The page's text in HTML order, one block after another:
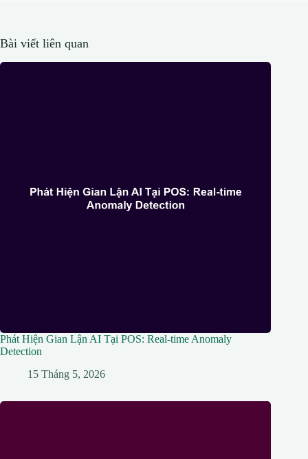
Bài viết liên quan
Phát Hiện Gian Lận AI Tại POS: Real-time Anomaly
Detection
15 Tháng 5, 2026